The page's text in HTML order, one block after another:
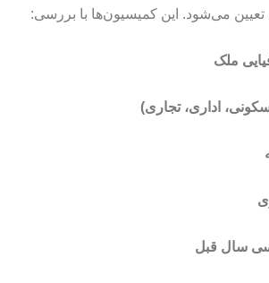
تعیین می‌شود. این کمیسیون‌ها با بررسی:
ملک
اداری، تجاری)
سال قبل